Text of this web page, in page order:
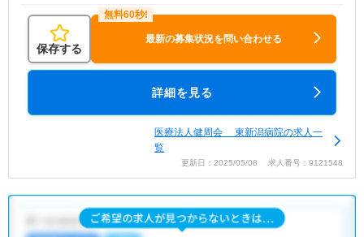
保存する
最新の募集状況を問い合わせる
詳細を見る
医療法人健周会 東新潟病院の求人一
覧
更新日：2025/05/08 求人番号：9121548